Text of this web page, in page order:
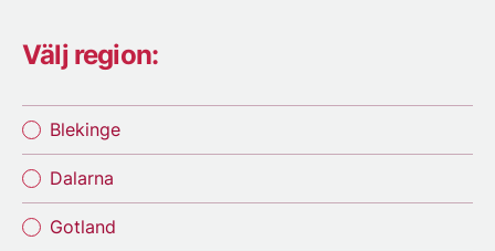
Välj region:
Blekinge
Dalarna
Gotland